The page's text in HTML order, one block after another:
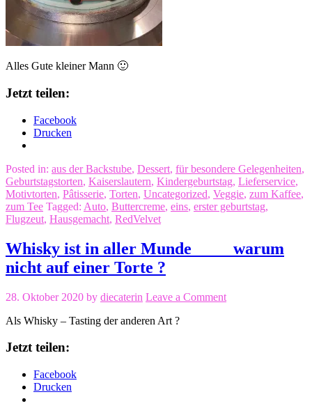
Alles Gute kleiner Mann 🙂
Jetzt teilen:
Facebook
Drucken
Posted in: aus der Backstube, Dessert, für besondere Gelegenheiten,
Geburtstagstorten, Kaiserslautern, Kindergeburtstag, Lieferservice,
Motivtorten, Pâtisserie, Torten, Uncategorized, Veggie, zum Kaffee,
zum Tee Tagged: Auto, Buttercreme, eins, erster geburtstag,
Flugzeut, Hausgemacht, RedVelvet
Whisky ist in aller Munde ____ warum
nicht auf einer Torte ?
28. Oktober 2020 by diecaterin Leave a Comment
Als Whisky – Tasting der anderen Art ?
Jetzt teilen:
Facebook
Drucken